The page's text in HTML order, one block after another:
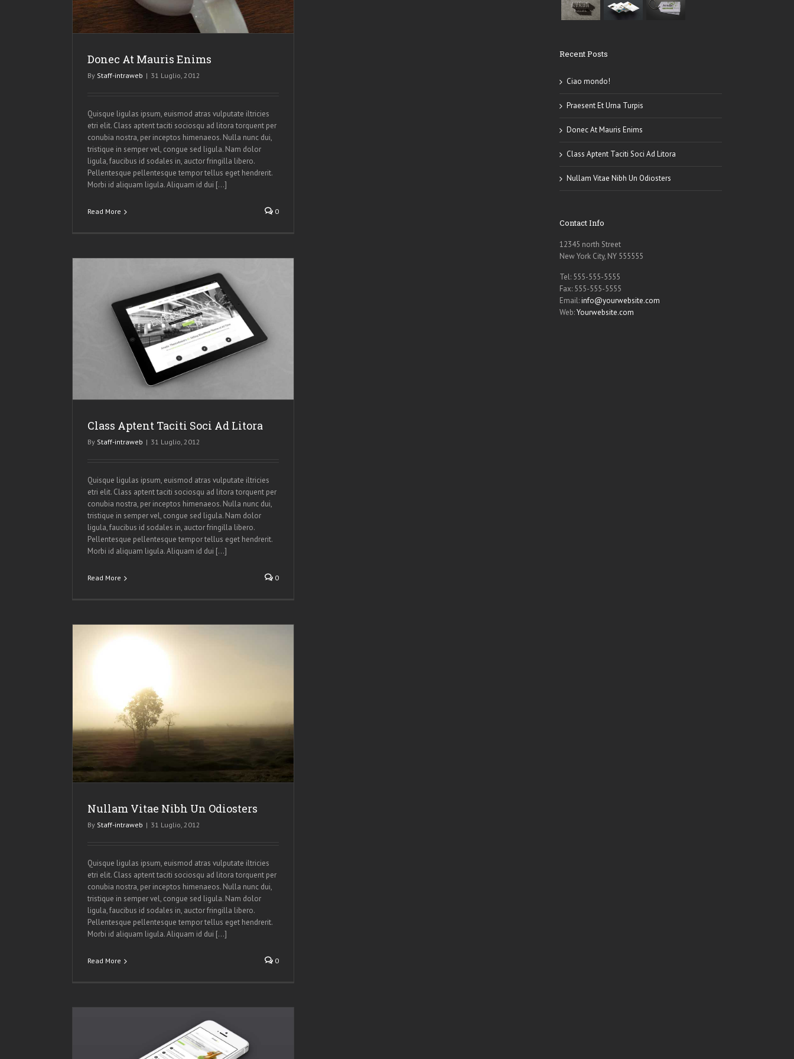
Donec At Mauris Enims
By Staff-intraweb | 31 Luglio, 2012
Quisque ligulas ipsum, euismod atras vulputate iltricies
etri elit. Class aptent taciti sociosqu ad litora torquent per
conubia nostra, per inceptos himenaeos. Nulla nunc dui,
tristique in semper vel, congue sed ligula. Nam dolor
ligula, faucibus id sodales in, auctor fringilla libero.
Pellentesque pellentesque tempor tellus eget hendrerit.
Morbi id aliquam ligula. Aliquam id dui […]
Read More 0
Class Aptent Taciti Soci Ad Litora
By Staff-intraweb | 31 Luglio, 2012
Quisque ligulas ipsum, euismod atras vulputate iltricies
etri elit. Class aptent taciti sociosqu ad litora torquent per
conubia nostra, per inceptos himenaeos. Nulla nunc dui,
tristique in semper vel, congue sed ligula. Nam dolor
ligula, faucibus id sodales in, auctor fringilla libero.
Pellentesque pellentesque tempor tellus eget hendrerit.
Morbi id aliquam ligula. Aliquam id dui […]
Read More 0
Nullam Vitae Nibh Un Odiosters
By Staff-intraweb | 31 Luglio, 2012
Quisque ligulas ipsum, euismod atras vulputate iltricies
etri elit. Class aptent taciti sociosqu ad litora torquent per
conubia nostra, per inceptos himenaeos. Nulla nunc dui,
tristique in semper vel, congue sed ligula. Nam dolor
ligula, faucibus id sodales in, auctor fringilla libero.
Pellentesque pellentesque tempor tellus eget hendrerit.
Morbi id aliquam ligula. Aliquam id dui […]
Read More 0
Recent Posts
Ciao mondo!
Praesent Et Urna Turpis
Donec At Mauris Enims
Class Aptent Taciti Soci Ad Litora
Nullam Vitae Nibh Un Odiosters
Contact Info
12345 north Street
New York City, NY 555555
Tel: 555-555-5555
Fax: 555-555-5555
Email:info@yourwebsite.com
Web:Yourwebsite.com